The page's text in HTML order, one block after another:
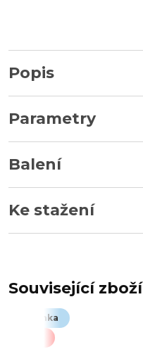
Popis
Parametry
Balení
Ke stažení
Související zboží
Novinka